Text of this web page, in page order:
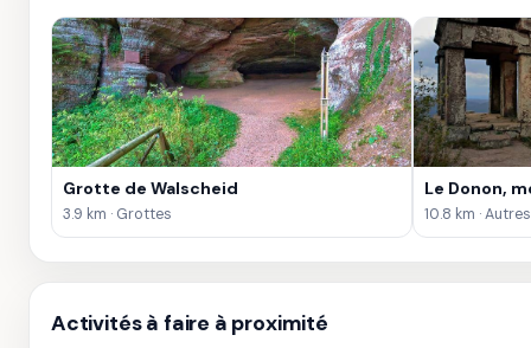
Grotte de Walscheid
3.9 km · Grottes
Le Donon,
10.8 km · Autres
Activités à faire à proximité